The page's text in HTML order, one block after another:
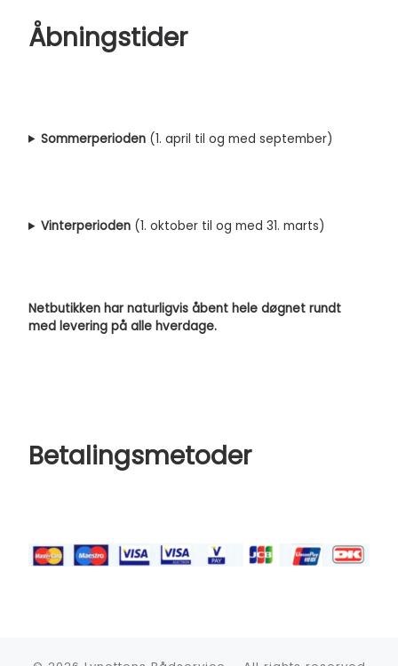
Åbningstider
Sommerperioden (1. april til og med september)
Vinterperioden (1. oktober til og med 31. marts)
Netbutikken har naturligvis åbent hele døgnet rundt
med levering på alle hverdage.
Betalingsmetoder